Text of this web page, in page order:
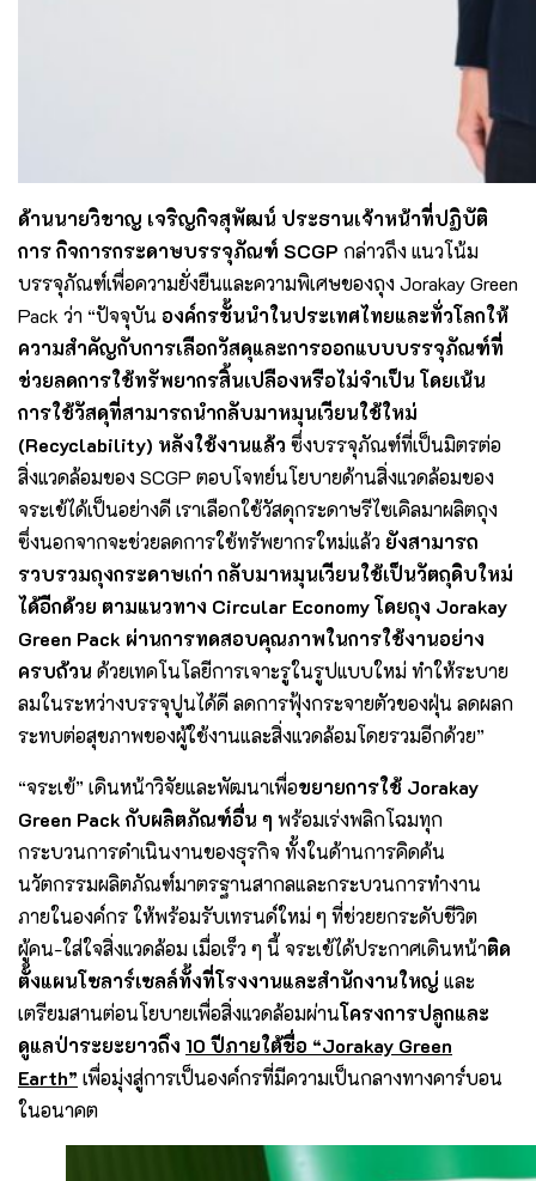
ด้านนายวิชาญ เจริญกิจสุพัฒน์ ประธานเจ้าหน้าที่ปฏิบัติ
การ กิจการกระดาษบรรจุภัณฑ์ SCGP กล่าวถึง แนวโน้ม
บรรจุภัณฑ์เพื่อความยั่งยืนและความพิเศษของถุง Jorakay Green
Pack ว่า “ปัจจุบัน องค์กรชั้นนำในประเทศไทยและทั่วโลกให้
ความสำคัญกับการเลือกวัสดุและการออกแบบบรรจุภัณฑ์ที่
ช่วยลดการใช้ทรัพยากรสิ้นเปลืองหรือไม่จำเป็น โดยเน้น
การใช้วัสดุที่สามารถนำกลับมาหมุนเวียนใช้ใหม่
(Recyclability) หลังใช้งานแล้ว ซึ่งบรรจุภัณฑ์ที่เป็นมิตรต่อ
สิ่งแวดล้อมของ SCGP ตอบโจทย์นโยบายด้านสิ่งแวดล้อมของ
จระเข้ได้เป็นอย่างดี เราเลือกใช้วัสดุกระดาษรีไซเคิลมาผลิตถุง
ซึ่งนอกจากจะช่วยลดการใช้ทรัพยากรใหม่แล้ว ยังสามารถ
รวบรวมถุงกระดาษเก่า กลับมาหมุนเวียนใช้เป็นวัตถุดิบใหม่
ได้อีกด้วย ตามแนวทาง Circular Economyโดยถุง Jorakay
Green Pack ผ่านการทดสอบคุณภาพในการใช้งานอย่าง
ครบถ้วน ด้วยเทคโนโลยีการเจาะรูในรูปแบบใหม่ ทำให้ระบาย
ลมในระหว่างบรรจุปูนได้ดี ลดการฟุ้งกระจายตัวของฝุ่น ลดผลก
ระทบต่อสุขภาพของผู้ใช้งานและสิ่งแวดล้อมโดยรวมอีกด้วย”
“จระเข้” เดินหน้าวิจัยและพัฒนาเพื่อขยายการใช้ Jorakay
Green Pack กับผลิตภัณฑ์อื่น ๆ พร้อมเร่งพลิกโฉมทุก
กระบวนการดำเนินงานของธุรกิจ ทั้งในด้านการคิดค้น
นวัตกรรมผลิตภัณฑ์มาตรฐานสากลและกระบวนการทำงาน
ภายในองค์กร ให้พร้อมรับเทรนด์ใหม่ ๆ ที่ช่วยยกระดับชีวิต
ผู้คน-ใส่ใจสิ่งแวดล้อม เมื่อเร็ว ๆ นี้ จระเข้ได้ประกาศเดินหน้าติด
ตั้งแผนโซลาร์เซลล์ทั้งที่โรงงานและสำนักงานใหญ่ และ
เตรียมสานต่อนโยบายเพื่อสิ่งแวดล้อมผ่านโครงการปลูกและ
ดูแลป่าระยะยาวถึง 10 ปีภายใต้ชื่อ “Jorakay Green
Earth” เพื่อมุ่งสู่การเป็นองค์กรที่มีความเป็นกลางทางคาร์บอน
ในอนาคต